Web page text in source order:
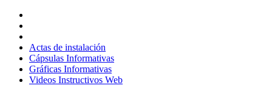
contenido
Actas de instalación
Cápsulas Informativas
Gráficas Informativas
Videos Instructivos Web